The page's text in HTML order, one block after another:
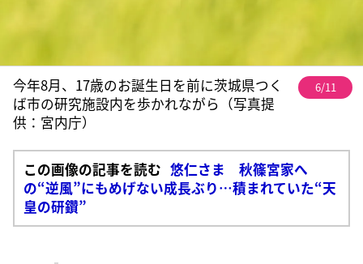
今年8月、17歳のお誕生日を前に茨城県つく
ば市の研究施設内を歩かれながら（写真提
供：宮内庁）
6/11
この画像の記事を読む 悠仁さま 秋篠宮家へ
の“逆風”にもめげない成長ぶり…積まれていた“天
皇の研鑽”